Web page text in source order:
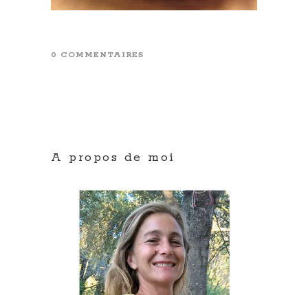
0 COMMENTAIRES
A propos de moi